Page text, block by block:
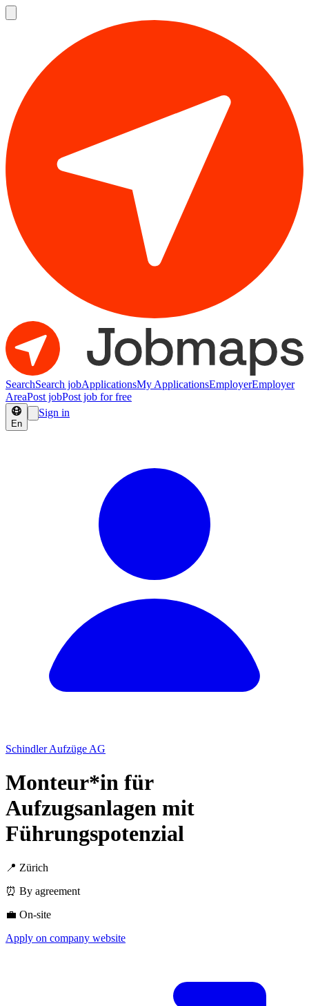
SearchSearch jobApplicationsMy ApplicationsEmployerEmployer
AreaPost jobPost job for free
En
Sign in
Schindler Aufzüge AG
Monteur*in für
Aufzugsanlagen mit
Führungspotenzial
📍 Zürich
⏰ By agreement
💼 On-site
Apply on company website